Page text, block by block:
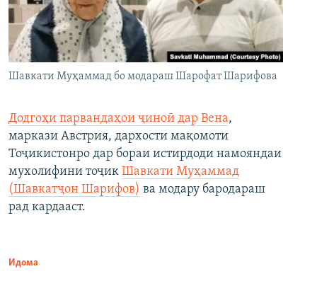
Шавкати Муҳаммад бо модараш Шарофат Шарифова
Додгоҳи парвандаҳои ҷиноӣ дар Вена,
маркази Австрия, дархости мақомоти
Тоҷикистонро дар бораи истирдоди намояндаи
мухолифини тоҷик Шавкати Муҳаммад
(Шавкатҷон Шарифов) ва модару бародараш
рад кардааст.
Идома